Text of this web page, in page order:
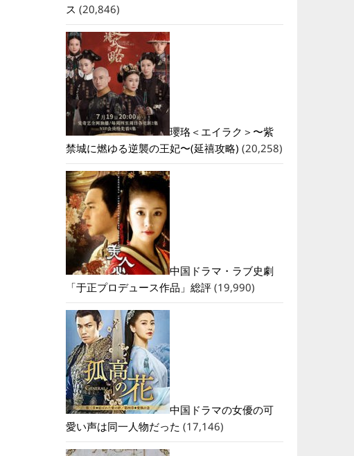
ス (20,846)
瓔珞＜エイラク＞〜紫
禁城に燃ゆる逆襲の王妃〜(延禧攻略) (20,258)
中国ドラマ・ラブ史劇
「于正プロデュース作品」総評 (19,990)
中国ドラマの女優の可
愛い声は同一人物だった (17,146)